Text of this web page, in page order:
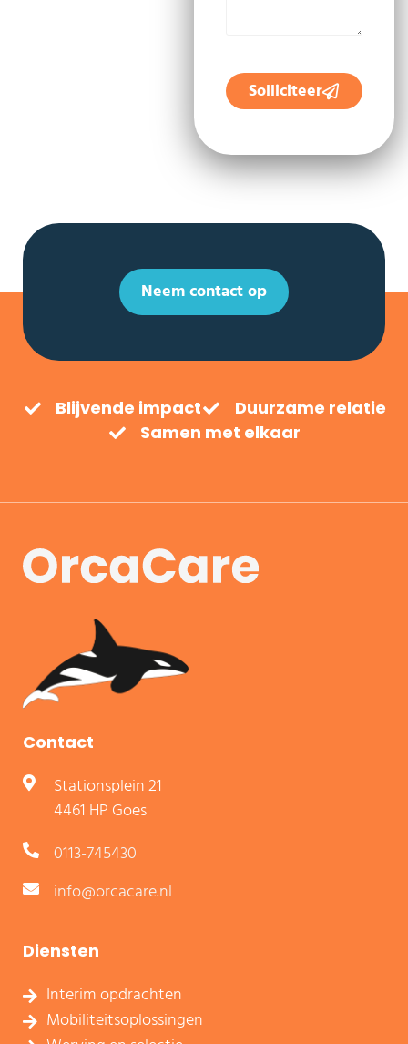
Solliciteer
Neem contact op
Blijvende impact
Duurzame relatie
Samen met elkaar
Contact
Stationsplein 21
4461 HP Goes
0113-745430
info@orcacare.nl
Diensten
Interim opdrachten
Mobiliteitsoplossingen